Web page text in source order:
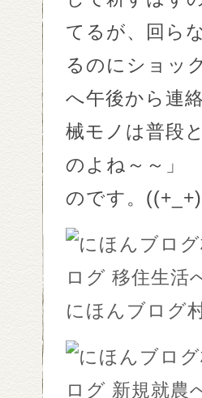
てるが、回ら
るのにショッ
へ午後から連
械モノは普段
のよね～～」
のです。
にほんブログ